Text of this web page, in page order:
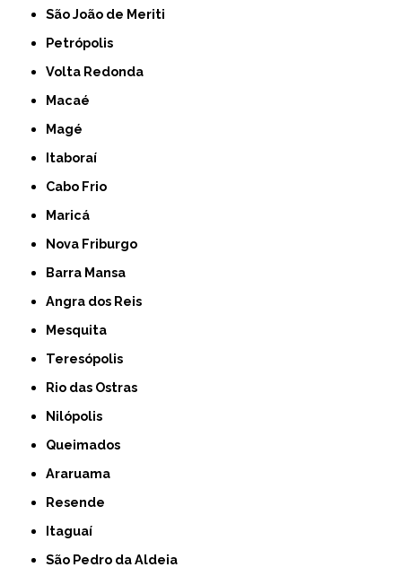
São João de Meriti
Petrópolis
Volta Redonda
Macaé
Magé
Itaboraí
Cabo Frio
Maricá
Nova Friburgo
Barra Mansa
Angra dos Reis
Mesquita
Teresópolis
Rio das Ostras
Nilópolis
Queimados
Araruama
Resende
Itaguaí
São Pedro da Aldeia